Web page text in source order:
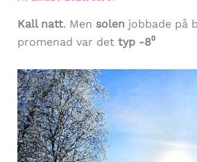
Kall natt. Men solen jobbade på
promenad var det typ -8⁰